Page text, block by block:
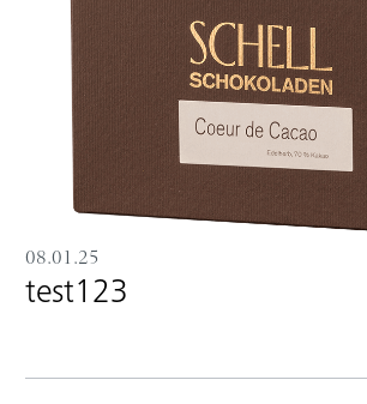
08.01.25
test123